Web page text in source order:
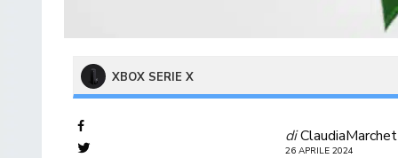
XBOX SERIE X
di
26 APRILE 2024